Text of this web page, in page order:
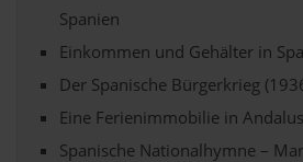
Spanien
Einkommen und Gehälter in
Der Spanische Bürgerkrieg
Eine Ferienimmobilie in
Spanische Nationalhymne –